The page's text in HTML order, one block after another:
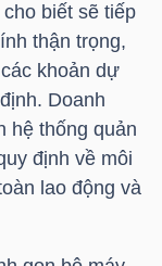
biết sẽ tiếp
thận trọng,
khoản dự
Doanh
hệ thống quản
định về môi
lao động và